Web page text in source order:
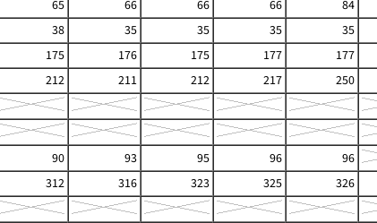
65 66 66 66 84
38 35 35 35 35
175 176 175 177 177
212 211 212 217 250
90 93 95 96
96
312 316 323 325 326